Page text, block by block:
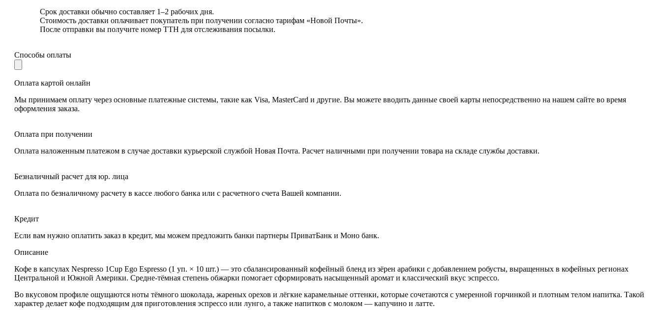
Срок доставки обычно составляет 1–2 рабочих дня.
Стоимость доставки оплачивает покупатель при получении согласно тарифам «Новой Почты».
После отправки вы получите номер ТТН для отслеживания посылки.
Способы оплаты
Оплата картой онлайн
Мы принимаем оплату через основные платежные системы, такие как Visa, MasterCard и другие. Вы можете вводить данные своей карты непосредственно на нашем сайте во время
оформления заказа.
Оплата при получении
Оплата наложенным платежом в случае доставки курьерской службой Новая Почта. Расчет наличными при получении товара на складе службы доставки.
Безналичный расчет для юр. лица
Оплата по безналичному расчету в кассе любого банка или с расчетного счета Вашей компании.
Кредит
Если вам нужно оплатить заказ в кредит, мы можем предложить банки партнеры ПриватБанк и Моно банк.
Описание
Кофе в капсулах Nespresso 1Cup Ego Espresso (1 уп. × 10 шт.) — это сбалансированный кофейный бленд из зёрен арабики с добавлением робусты, выращенных в кофейных регионах
Центральной и Южной Америки. Средне-тёмная степень обжарки помогает сформировать насыщенный аромат и классический вкус эспрессо.
Во вкусовом профиле ощущаются ноты тёмного шоколада, жареных орехов и лёгкие карамельные оттенки, которые сочетаются с умеренной горчинкой и плотным телом напитка. Такой
характер делает кофе подходящим для приготовления эспрессо или лунго, а также напитков с молоком — капучино и латте.